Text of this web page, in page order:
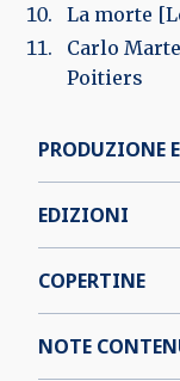
La morte
Carlo
Poitiers
PRODUZIONE
EDIZIONI
COPERTINE
NOTE